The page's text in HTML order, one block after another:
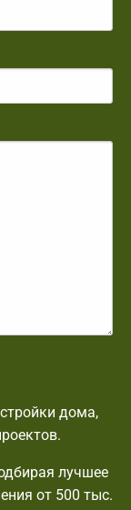
дома,
лучшее
от 500 тыс.